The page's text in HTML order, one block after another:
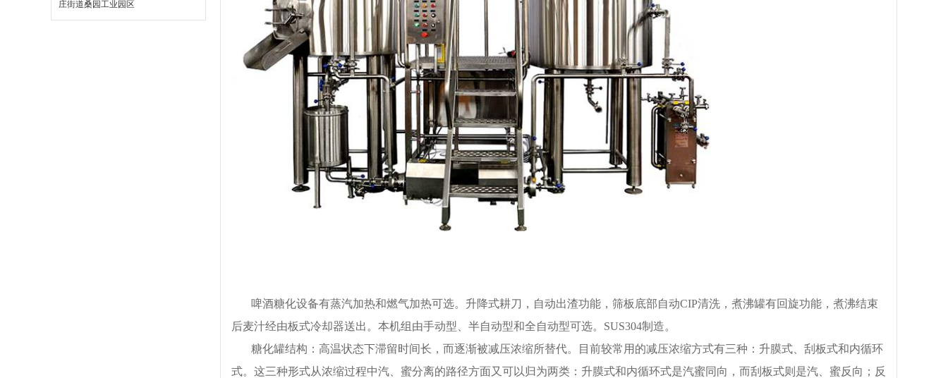
庄街道桑园工业园区
啤酒糖化设备有蒸汽加热和燃气加热可选。升降式耕刀，自动出渣功能，筛板底部自动CIP清洗，煮沸罐有回旋功能，煮沸结束
后麦汁经由板式冷却器送出。本机组由手动型、半自动型和全自动型可选。SUS304制造。
糖化罐结构：高温状态下滞留时间长，而逐渐被减压浓缩所替代。目前较常用的减压浓缩方式有三种：升膜式、刮板式和内循环
式。这三种形式从浓缩过程中汽、蜜分离的路径方面又可以归为两类：升膜式和内循环式是汽蜜同向，而刮板式则是汽、蜜反向；反